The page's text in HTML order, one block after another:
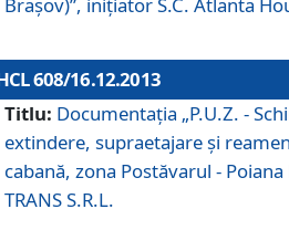
Braşov)”, iniţiator S.C. Atlanta
608/16.12.2013
Titlu: Documentaţia „P.U.Z. -
extindere, supraetajare şi
cabană, zona Postăvarul -
TRANS S.R.L.